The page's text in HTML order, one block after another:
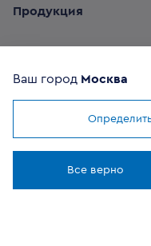
Мы
Продукция
Где купить
Ваш город Москва
Все верно